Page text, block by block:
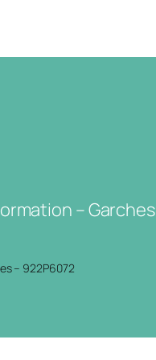
– Garches
– 922P6072